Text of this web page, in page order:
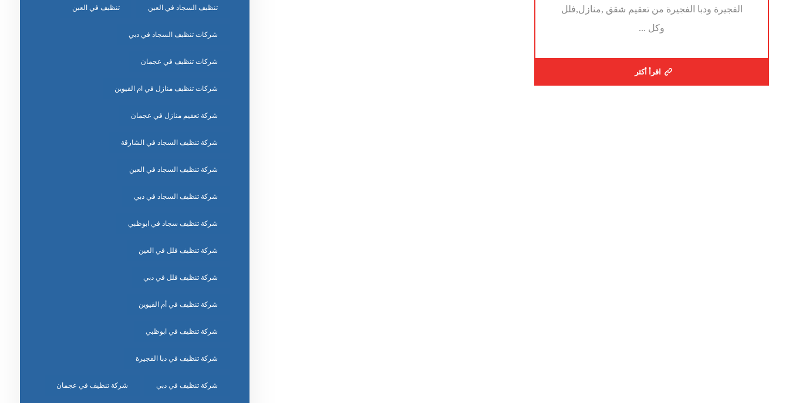
الفجيرة ودبا الفجيرة من تعقيم شقق ,منازل,فلل
وكل ...
اقرأ أكثر
تنظيف السجاد في العين تنظيف في العين
شركات تنظيف السجاد في دبي
شركات تنظيف في عجمان
شركات تنظيف منازل في ام القيوين
شركة تعقيم منازل في عجمان
شركة تنظيف السجاد في الشارقة
شركة تنظيف السجاد في العين
شركة تنظيف السجاد في دبي
شركة تنظيف سجاد في ابوظبي
شركة تنظيف فلل في العين
شركة تنظيف فلل في دبي
شركة تنظيف في أم القيوين
شركة تنظيف في ابوظبي
شركة تنظيف في دبا الفجيرة
شركة تنظيف في دبي شركة تنظيف في عجمان